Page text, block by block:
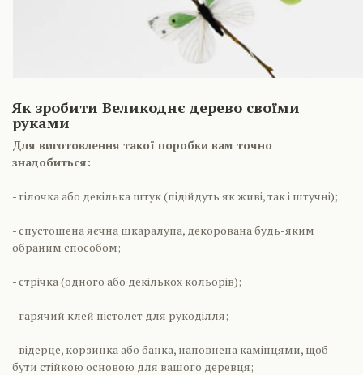
Як зробити Великоднє дерево своїми
руками
Для виготовлення такої поробки вам точно
знадобиться:
- гілочка або декілька штук (підійдуть як живі, так і штучні);
- спустошена яєчна шкаралупа, декорована будь-яким
обраним способом;
- стрічка (одного або декількох кольорів);
- гарячий клей пістолет для рукоділля;
- відерце, корзинка або банка, наповнена камінцями, щоб
бути стійкою основою для вашого деревця;